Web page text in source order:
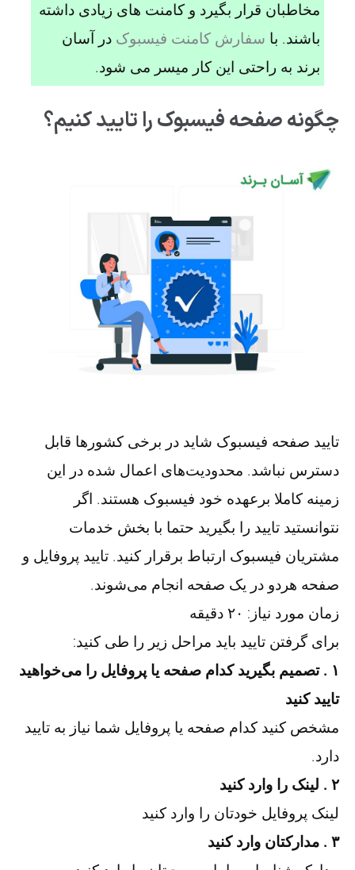
مخاطبان قرار بگیرد و کامنت های زیادی داشته
باشند. با سفارش کامنت فیسبوک در آسان
برند به راحتی این کار میسر می شود.
چگونه صفحه فیسبوک را تایید کنیم؟
تایید صفحه فیسبوک شاید در برخی کشورها قابل
دسترس نباشد. محدودیت‌های اعمال شده در این
زمینه کاملا برعهده خود فیسبوک هستند. اگر
نتوانستید تایید را بگیرید حتما با بخش خدمات
مشتریان فیسبوک ارتباط برقرار کنید. تایید پروفایل و
صفحه هردو در یک صفحه انجام می‌شوند.
زمان مورد نیاز: ۲۰ دقیقه
برای گرفتن تایید باید مراحل زیر را طی کنید:
۱ . تصمیم بگیرید کدام صفحه یا پروفایل را می‌خواهید
تایید کنید
مشخص کنید کدام صفحه یا پروفایل شما نیاز به تایید
دارد.
۲ . لینک را وارد کنید
لینک پروفایل خودتان را وارد کنید
۳ . مدارکتان وارد کنید